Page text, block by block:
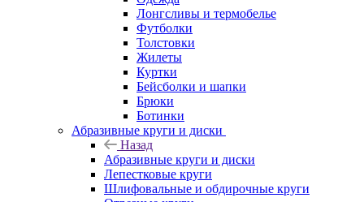
Лонгсливы и термобелье
Футболки
Толстовки
Жилеты
Куртки
Бейсболки и шапки
Брюки
Ботинки
Абразивные круги и диски
Назад
Абразивные круги и диски
Лепестковые круги
Шлифовальные и обдирочные круги